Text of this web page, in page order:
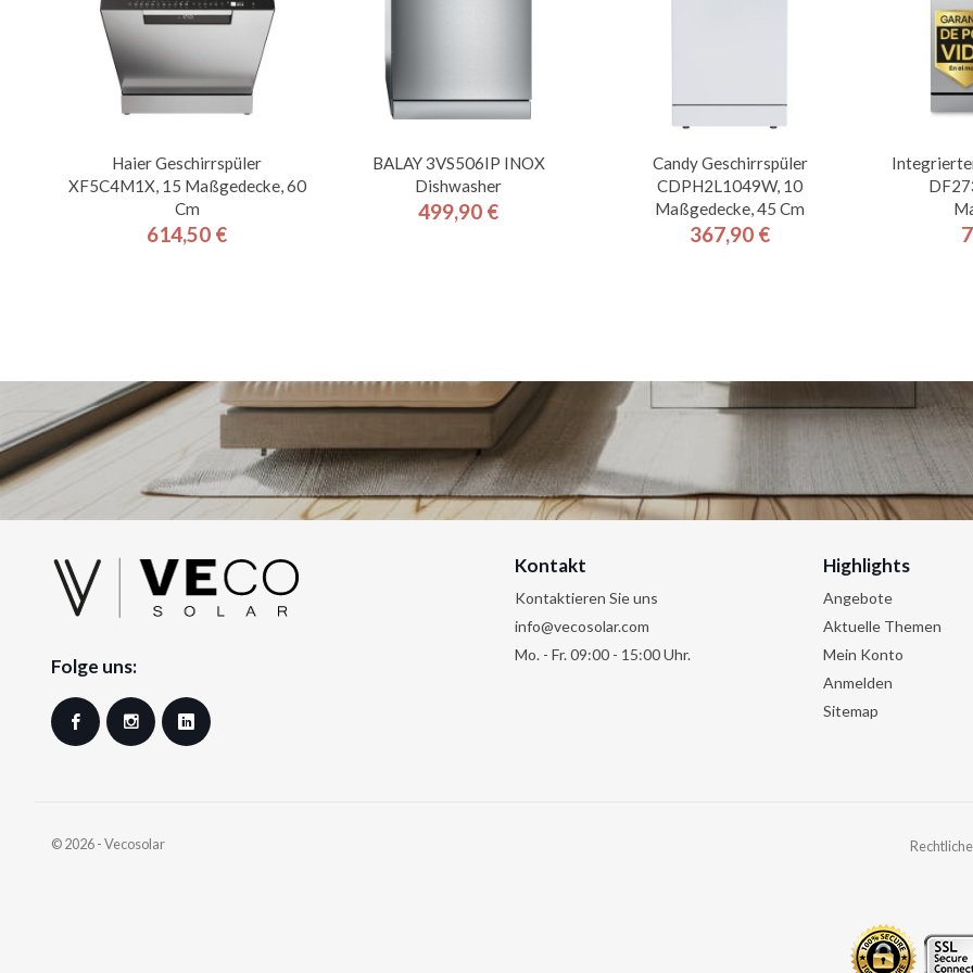
Haier Geschirrspüler
XF5C4M1X, 15 Maßgedecke, 60
Cm
Preis
614,50 €
BALAY 3VS506IP INOX
Dishwasher
Preis
499,90 €
Candy Geschirrspüler
CDPH2L1049W, 10
Maßgedecke, 45 Cm
Preis
367,90 €
Folge uns:
Facebook Instagram
Kontakt
Kontaktieren Sie uns
info@vecosolar.com
Mo. - Fr. 09:00 - 15:00 Uhr.
Highlights
Angebote
Aktuelle Themen
Mein Konto
Anmelden
Sitemap
© 2026 - Vecosolar